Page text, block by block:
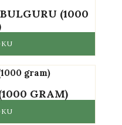
(1000
GRAM)